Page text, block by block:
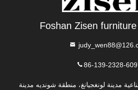
Foshan Zisen
86-139-2328-
مدينة لونغجيانغ، منطقة شونديه مدينة